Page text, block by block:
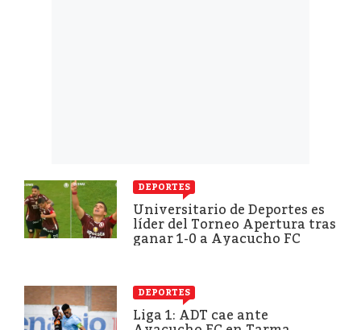
DEPORTES
Universitario de Deportes es
líder del Torneo Apertura tras
ganar 1-0 a Ayacucho FC
DEPORTES
Liga 1: ADT cae ante